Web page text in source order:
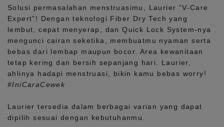
Solusi permasalahan menstruasimu, Laurier “V-Care
Expert”! Dengan teknologi Fiber Dry Tech yang
lembut, cepat menyerap, danQuick Lock System-nya
mengunci cairan seketika, membuatmu nyaman serta
bebas dari lembap maupun bocor. Area kewanitaan
tetap kering dan bersih sepanjang hari.
Laurier,
ahlinya hadapi menstruasi, bikin kamu bebas worry!
#IniCaraCewek
Laurier tersedia dalam berbagai varian yang dapat
dipilih sesuai dengan kebutuhanmu.